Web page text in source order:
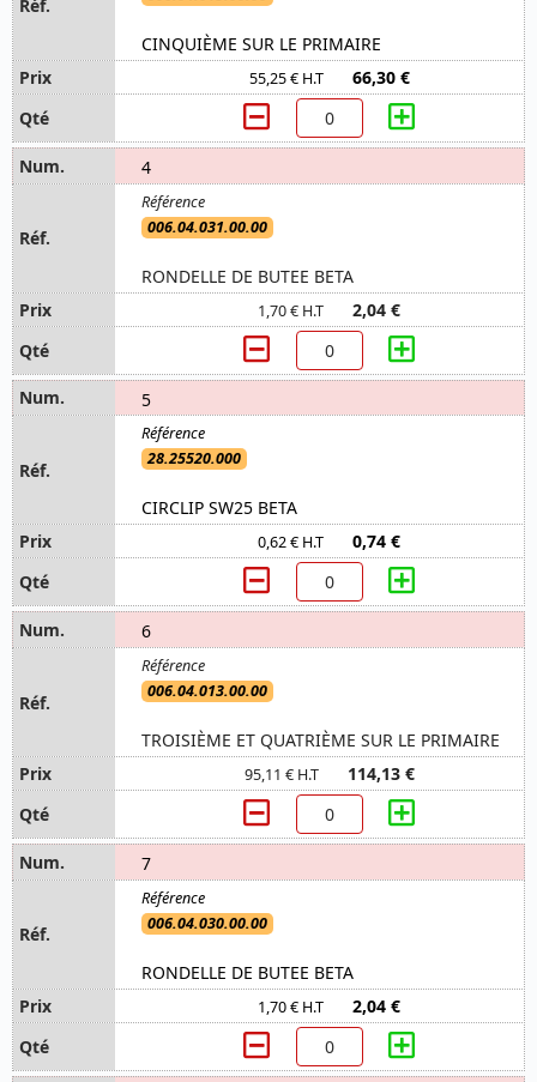
CINQUIÈME SUR LE PRIMAIRE
55,25 € H.T 66,30 €
4
006.04.031.00.00
RONDELLE DE BUTEE BETA
1,70 € H.T 2,04 €
5
28.25520.000
CIRCLIP SW25 BETA
0,62 € H.T 0,74 €
6
006.04.013.00.00
TROISIÈME ET QUATRIÈME SUR LE PRIMAIRE
95,11 € H.T 114,13 €
7
006.04.030.00.00
RONDELLE DE BUTEE BETA
1,70 € H.T 2,04 €